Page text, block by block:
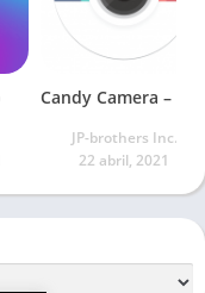
JP-brothers Inc.
22 abril, 2021